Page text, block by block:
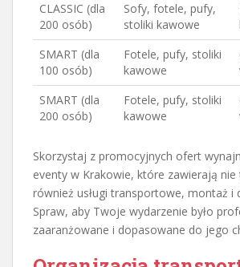
CLASSIC (dla
200 osób)
Sofy, fotele, pufy,
stoliki kawowe
SMART (dla
100 osób)
Fotele, pufy, stoliki
kawowe
SMART (dla
200 osób)
Fotele, pufy, stoliki
kawowe
Skorzystaj z promocyjnych ofert
eventy w Krakowie, które zawierają nie
również usługi transportowe, montaż i
Spraw, aby Twoje wydarzenie było
zaaranżowane i dopasowane do jego